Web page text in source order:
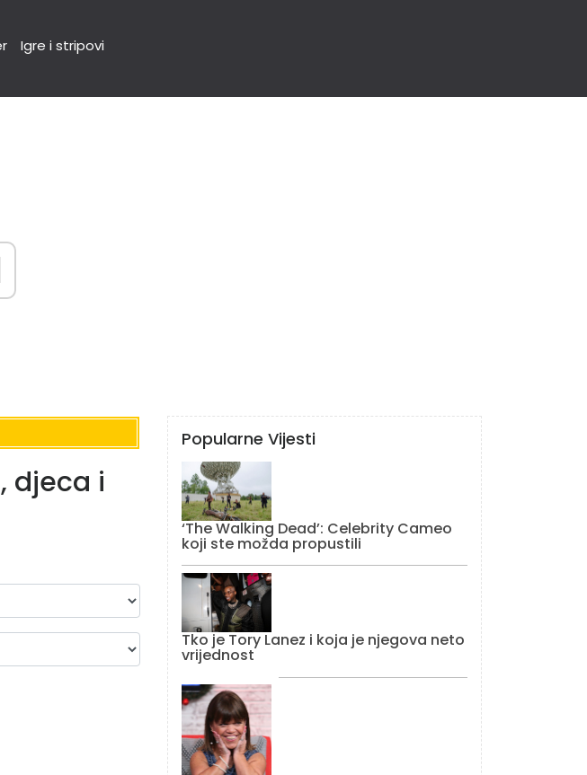
Igre i stripovi
djeca i
Popularne Vijesti
‘The Walking Dead’: Celebrity Cameo
koji ste možda propustili
Tko je Tory Lanez i koja je njegova neto
vrijednost